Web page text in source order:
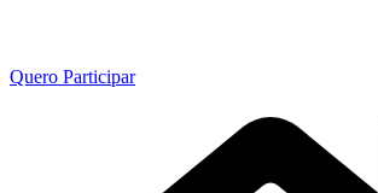
Quero Participar